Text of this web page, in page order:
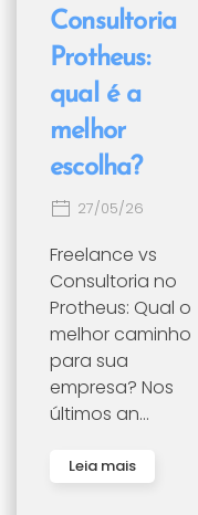
Consultoria
Protheus:
qual é a
melhor
escolha?
27/05/26
Freelance vs
Consultoria no
Protheus: Qual o
melhor caminho
para sua
empresa? Nos
últimos an...
Leia mais